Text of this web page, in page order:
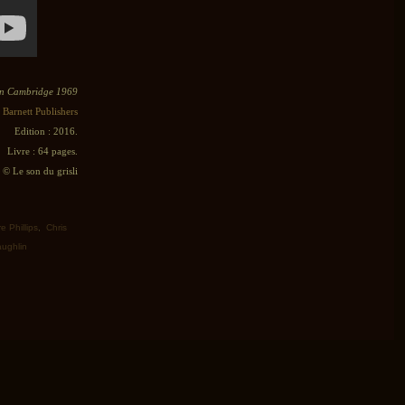
Cambridge 1969
Publishers
Edition : 2016.
Livre : 64 pages.
© Le son du grisli
Phillips
Chris